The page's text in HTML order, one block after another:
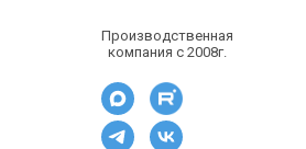
Производственная
компания c 2008г.